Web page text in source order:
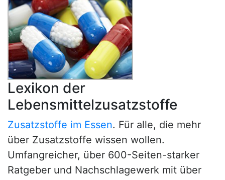
Lexikon der
Lebensmittelzusatzstoffe
Zusatzstoffe im Essen. Für alle, die mehr
über Zusatzstoffe wissen wollen.
Umfangreicher, über 600-Seiten-starker
Ratgeber und Nachschlagewerk mit über